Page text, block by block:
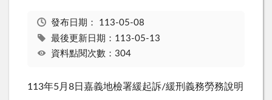
發布日期： 113-05-08
最後更新日期：113-05-13
資料點閱次數：304
113年5月 8日嘉義地檢署緩起訴/緩刑義務勞務說明